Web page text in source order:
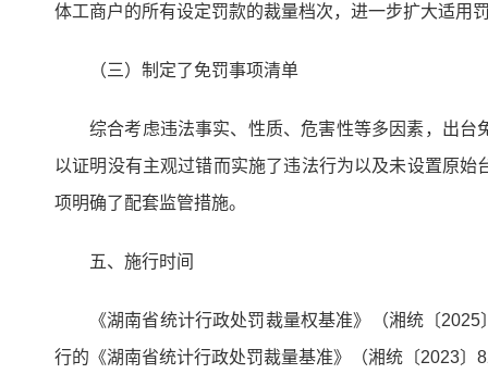
体工商户的所有设定罚款的裁量档次，进一步扩大适用
（三）制定了免罚事项清单
综合考虑违法事实、性质、危害性等多因素，出
以证明没有主观过错而实施了违法行为以及未设置原
项明确了配套监管措施。
五、施行时间
《湖南省统计行政处罚裁量权基准》（湘统〔
行的《湖南省统计行政处罚裁量基准》（湘统〔2023〕